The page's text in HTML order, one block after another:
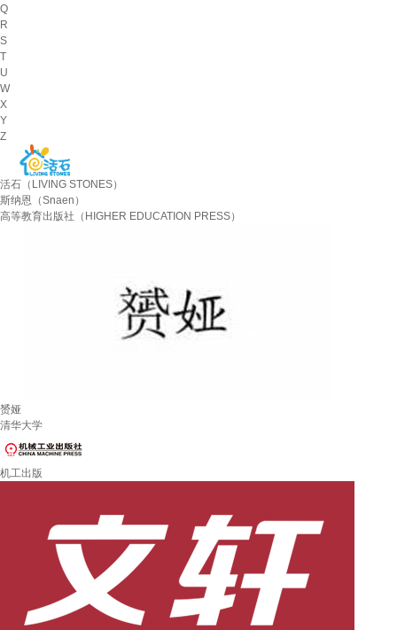
Q
R
S
T
U
W
X
Y
Z
活石（LIVING STONES）
斯纳恩（Snaen）
高等教育出版社（HIGHER EDUCATION PRESS）
赟娅
清华大学
机工出版